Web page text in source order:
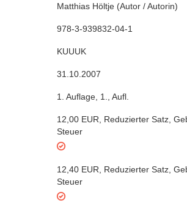
Matthias Höltje (Autor / Autorin)
978-3-939832-04-1
KUUUK
31.10.2007
1. Auflage 1., Aufl.
12,00 EUR Reduzierter Satz
Steuer
12,40 EUR Reduzierter Satz
Steuer